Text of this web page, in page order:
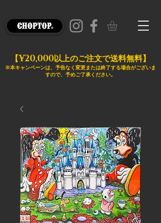
【¥20,000以上のご注文で送料無料】
※本キャンペーンは、予告なく変更または終了する場合がございま
すので、予めご了承ください。